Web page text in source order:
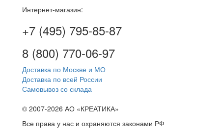
Интернет-магазин:
+7 (495) 795-85-87
8 (800) 770-06-97
Доставка по Москве и МО
Доставка по всей России
Самовывоз со склада
© 2007-2026 АО «КРЕАТИКА»
Все права у нас и охраняются законами РФ